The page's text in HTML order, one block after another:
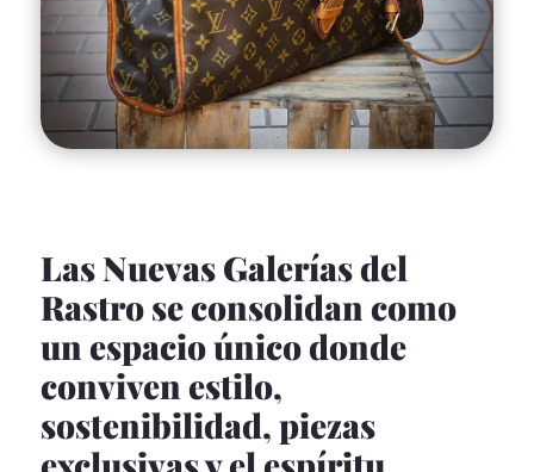
Las Nuevas Galerías del
Rastro se consolidan como
un espacio único donde
conviven estilo,
sostenibilidad, piezas